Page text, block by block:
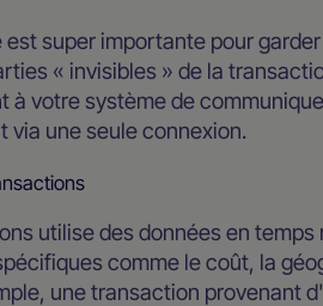
super importante pour
« invisibles » de la
votre système de
via une seule connexion.
utilise des données en temps
comme le coût, la
une transaction provenant